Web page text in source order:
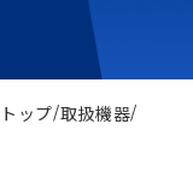
トップ 取扱機器